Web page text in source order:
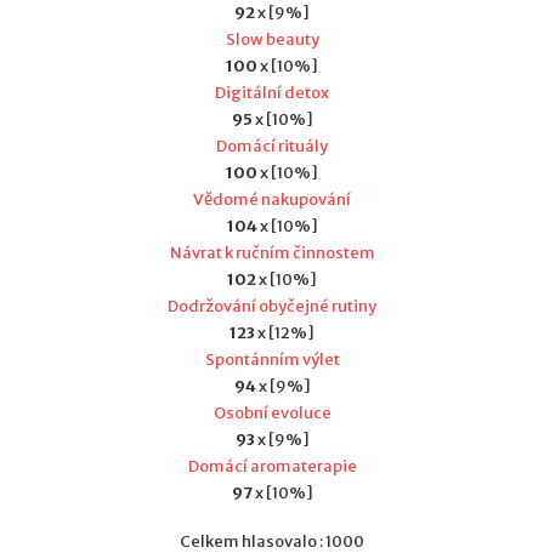
92x [9%]
Slow beauty
100x [10%]
Digitální detox
95x [10%]
Domácí rituály
100x [10%]
Vědomé nakupování
104x [10%]
Návrat k ručním činnostem
102x [10%]
Dodržování obyčejné rutiny
123x [12%]
Spontánním výlet
94x [9%]
Osobní evoluce
93x [9%]
Domácí aromaterapie
97x [10%]
Celkem hlasovalo : 1000